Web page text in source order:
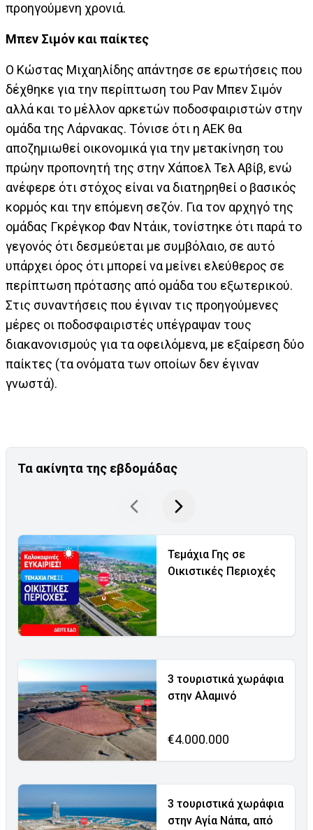
προηγούμενη χρονιά.
Μπεν Σιμόν και παίκτες
Ο Κώστας Μιχαηλίδης απάντησε σε ερωτήσεις που
δέχθηκε για την περίπτωση του Ραν Μπεν Σιμόν
αλλά και το μέλλον αρκετών ποδοσφαιριστών στην
ομάδα της Λάρνακας. Τόνισε ότι η ΑΕΚ θα
αποζημιωθεί οικονομικά για την μετακίνηση του
πρώην προπονητή της στην Χάποελ Τελ Αβίβ, ενώ
ανέφερε ότι στόχος είναι να διατηρηθεί ο βασικός
κορμός και την επόμενη σεζόν. Για τον αρχηγό της
ομάδας Γκρέγκορ Φαν Ντάικ, τονίστηκε ότι παρά το
γεγονός ότι δεσμεύεται με συμβόλαιο, σε αυτό
υπάρχει όρος ότι μπορεί να μείνει ελεύθερος σε
περίπτωση πρότασης από ομάδα του εξωτερικού.
Στις συναντήσεις που έγιναν τις προηγούμενες
μέρες οι ποδοσφαιριστές υπέγραψαν τους
διακανονισμούς για τα οφειλόμενα, με εξαίρεση δύο
παίκτες (τα ονόματα των οποίων δεν έγιναν
γνωστά).
Τα ακίνητα της εβδομάδας
Τεμάχια Γης σε
Οικιστικές Περιοχές
3 τουριστικά χωράφια
στην Αλαμινό
€4.000.000
3 τουριστικά χωράφια
στην Αγία Νάπα, από